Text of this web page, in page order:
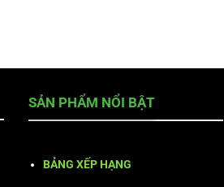
SẢN PHẨM NỔI BẬT
BẢNG XẾP HẠNG